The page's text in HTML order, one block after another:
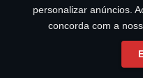
personalizar anúncios.
concorda com a